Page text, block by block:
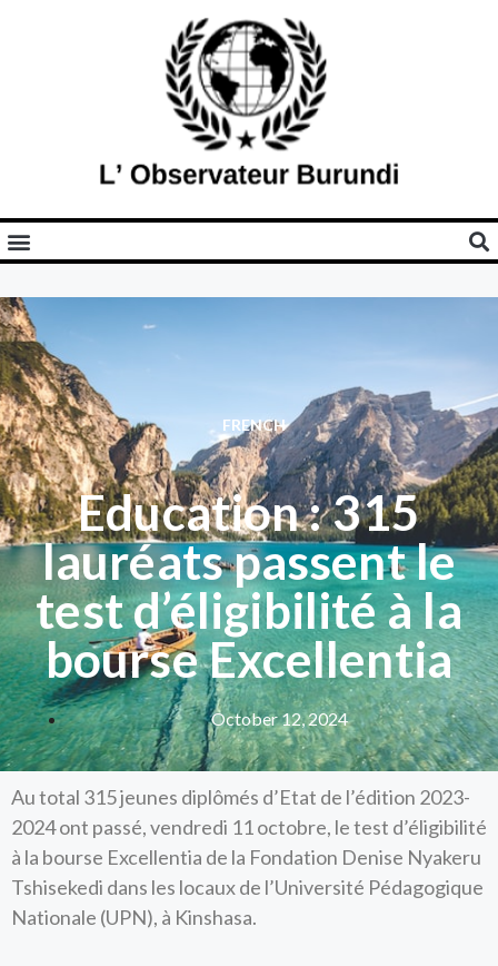
FRENCH
Education : 315
lauréats passent le
test d’éligibilité à la
bourse Excellentia
October 12, 2024
Au total 315 jeunes diplômés d’Etat de l’édition 2023-
2024 ont passé, vendredi 11 octobre, le test d’éligibilité
à la bourse Excellentia de la Fondation Denise Nyakeru
Tshisekedi dans les locaux de l’Université Pédagogique
Nationale (UPN), à Kinshasa.